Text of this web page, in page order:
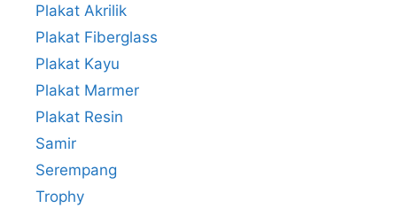
Plakat Akrilik
Plakat Fiberglass
Plakat Kayu
Plakat Marmer
Plakat Resin
Samir
Serempang
Trophy